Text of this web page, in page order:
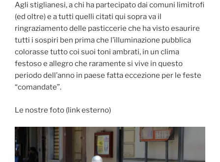
Agli stiglianesi, a chi ha partecipato dai comuni limitrofi
(ed oltre) e a tutti quelli citati qui sopra va il
ringraziamento delle pasticcerie che ha visto esaurire
tutti i sospiri ben prima che l’illuminazione pubblica
colorasse tutto coi suoi toni ambrati, in un clima
festoso e allegro che raramente si vive in questo
periodo dell’anno in paese fatta eccezione per le feste
“comandate”.
Le nostre foto (link esterno)